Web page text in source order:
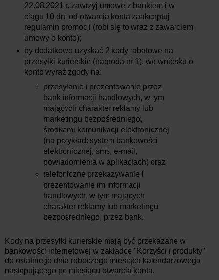
22.08.2021 r. zawrzyj umowę z bankiem i w
ciągu 10 dni od otwarcia konta zaakceptuj
regulamin promocji (robi się to wraz z zawarciem
umowy o konto);
by dodatkowo uzyskać 2 kody rabatowe na
przesyłki kurierskie (nagroda nr 1), we wniosku o
konto wyraź zgody na:
przesyłanie i prezentowanie przez
bank informacji handlowych, w tym
mających charakter reklamy lub
marketingu bezpośredniego,
środkami komunikacji elektronicznej
(na przykład: system bankowości
elektronicznej, sms, e-mail,
powiadomienia w aplikacjach) oraz
telefoniczne przekazywanie i
prezentowanie im informacji
handlowych, w tym mających
charakter reklamy lub marketingu
bezpośredniego, przez bank.
Kody na przesyłki kurierskie mają być przekazane w
bankowości internetowej w zakładce "Korzyści i produkty"
do ostatniego dnia roboczego miesiąca kalendarzowego
następującego po miesiącu otwarcia konta.